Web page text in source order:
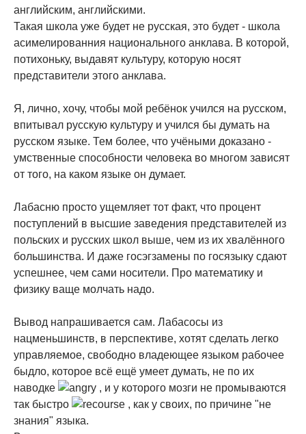
английским, английскими.
Такая школа уже будет не русская, это будет - школа
асимелированния национального анклава. В которой,
потихоньку, выдавят культуру, которую носят
представители этого анклава.
Я, лично, хочу, чтобы мой ребёнок учился на русском,
впитывал русскую культуру и учился бы думать на
русском языке. Тем более, что учёными доказано -
умственные способности человека во многом зависят
от того, на каком языке он думает.
Лабасню просто ущемляет тот факт, что процент
поступлений в высшие заведения представителей из
польских и русских школ выше, чем из их хвалённого
большинства. И даже госэгзамены по госязыку сдают
успешнее, чем сами носители. Про математику и
физику ваще молчать надо.
Вывод напрашивается сам. Лабасосы из
нацменьшинств, в перспективе, хотят сделать легко
управляемое, свободно владеющее языком рабочее
быдло, которое всё ещё умеет думать, не по их
наводке
, и у которого мозги не промываются
так быстро
, как у своих, по причине "не
знания" языка.